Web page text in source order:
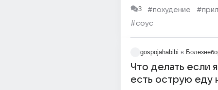
3 #похудение
#соус
gospojahabibi в
Что делать если
есть острую еду